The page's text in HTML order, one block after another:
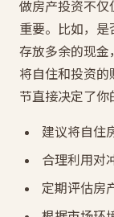
做房产投资不仅
重要。比如，
存放多余的现金
将自住和投资
节直接决定了你
建议将自住
合理利用对
定期评估房